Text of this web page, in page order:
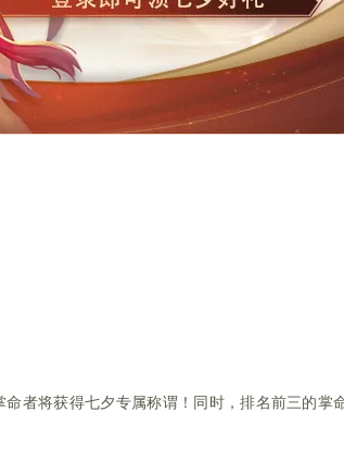
者将获得七夕专属称谓！同时，排名前三的掌